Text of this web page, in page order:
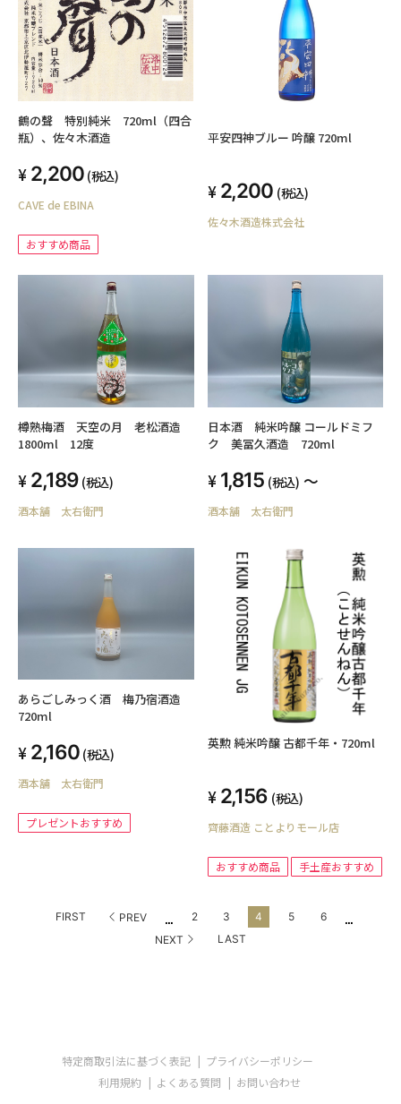
鶴の聲 特別純米 720ml（四合
瓶）、佐々木酒造
2,200 (税込)
CAVE de EBINA
おすすめ商品
平安四神ブルー 吟醸 720ml
2,200 (税込)
佐々木酒造株式会社
樽熟梅酒 天空の月 老松酒造
1800ml 12度
2,189 (税込)
酒本舗 太右衛門
日本酒 純米吟醸 コールドミフ
ク 美冨久酒造 720ml
1,815 (税込) ～
酒本舗 太右衛門
あらごしみっく酒 梅乃宿酒造
720ml
2,160 (税込)
酒本舗 太右衛門
プレゼントおすすめ
英勲 純米吟醸 古都千年・720ml
2,156 (税込)
齊藤酒造 ことよりモール店
おすすめ商品 手土産おすすめ
FIRST PREV ... 2 3 4 5 6 ...
NEXT LAST
特定商取引法に基づく表記
プライバシーポリシー
利用規約
よくある質問 お問い合わせ